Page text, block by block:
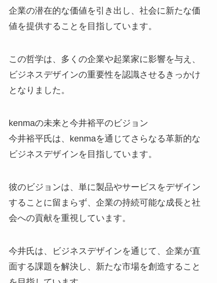
企業の潜在的な価値を引き出し、社会に新たな価
値を提供することを目指しています。
この哲学は、多くの企業や起業家に影響を与え、
ビジネスデザインの重要性を認識させるきっかけ
となりました。
kenmaの未来と今井裕平のビジョン
今井裕平氏は、kenmaを通じてさらなる革新的な
ビジネスデザインを目指しています。
彼のビジョンは、単に製品やサービスをデザイン
することに留まらず、企業の持続可能な成長と社
会への貢献を重視しています。
今井氏は、ビジネスデザインを通じて、企業が直
面する課題を解決し、新たな市場を創造すること